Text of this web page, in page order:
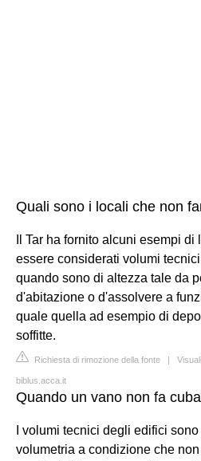
Quali sono i locali che non
Il Tar ha fornito alcuni esempi
essere considerati volumi
quando sono di altezza tale da
d'abitazione o d'assolvere a
quale quella ad esempio di
soffitte.
Richiesta di rimozione della fonte |
biblus.acca.it
Quando un vano non fa
I volumi tecnici degli edifici
volumetria a condizione che